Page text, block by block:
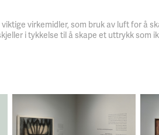
virkemidler, som bruk av luft for å
i tykkelse til å skape et uttrykk som